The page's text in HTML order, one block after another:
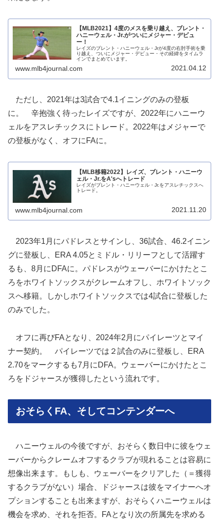
【MLB2021】4度のメスを乗り越え、ブレント・
ハニーウェル・Jr.がついにメジャー・デビュ
ー！
レイズのブレント・ハニーウェル・Jrが4度の右肘手術を乗
り越え、ついにメジャー・デビュー・その経緯をタイムラ
インでまとめています。
www.mlb4journal.com 2021.04.12
ただし、2021年は3試合で4.1イニングのみの登板
に。 辛抱強く待ったレイズですが、2022年にハニーウ
ェルをアスレチックスにトレード。2022年はメジャーで
の登板がなく、オフにFAに。
【MLB移籍2022】レイズ、ブレント・ハニーウ
ェル・Jr.をA'sへトレード
レイズがブレント・ハニーウェル・Jr.をアスレチックスへ
トレード。
www.mlb4journal.com 2021.11.20
2023年1月にパドレスとサインし、36試合、46.2イニン
グに登板し、ERA 4.05とミドル・リリーフとして活躍す
るも、8月にDFAに。パドレスがウェーバーにかけたとこ
ろをホワイトソックスがクレームオフし、ホワイトソック
スへ移籍。しかしホワイトソックスでは4試合に登板した
のみでした。
オフに再びFAとなり、2024年2月にパイレーツとマイ
ナー契約。 パイレーツでは２試合のみに登板し、ERA
2.70をマークするも7月にDFA。ウェーバーにかけたとこ
ろをドジャースが獲得したという流れです。
おそらくFA、そしてコンテンダーへ
ハニーウェルの今後ですが、おそらく数日中に彼をウェ
ーバーからクレームオフするクラブが現れることは容易に
想像出来ます。もしも、ウェーバーをクリアした（＝獲得
するクラブがない）場合、ドジャースは彼をマイナーへオ
プションすることも出来ますが、おそらくハニーウェルは
機会を求め、それを拒否。FAとなり次の所属先を求める